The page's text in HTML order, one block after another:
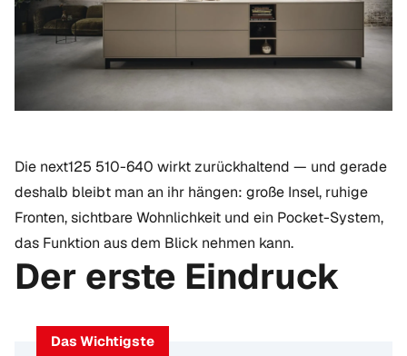
Die next125 510-640 wirkt zurückhaltend — und gerade
deshalb bleibt man an ihr hängen: große Insel, ruhige
Fronten, sichtbare Wohnlichkeit und ein Pocket-System,
das Funktion aus dem Blick nehmen kann.
Der erste Eindruck
Das Wichtigste